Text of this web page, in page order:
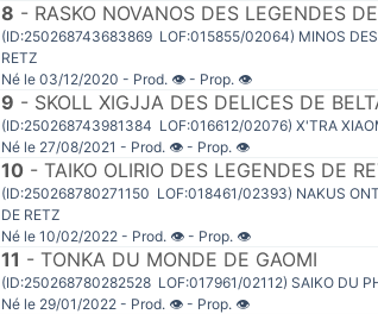
8 - RASKO NOVANOS DES LEGENDES
(ID:250268743683869 LOF:015855/02064) MINOS DES
RETZ
Né le 03/12/2020 - Prod. 👁 - Prop. 👁
9 - SKOLL XIGJJA DES DELICES DE
(ID:250268743981384 LOF:016612/02076) X'TRA
Né le 27/08/2021 - Prod. 👁 - Prop. 👁
10 - TAIKO OLIRIO DES LEGENDES DE
(ID:250268780271150 LOF:018461/02393) NAKUS
DE RETZ
Né le 10/02/2022 - Prod. 👁 - Prop. 👁
11 - TONKA DU MONDE DE GAOMI
(ID:250268780282528 LOF:017961/02112) SAIKO DU
Né le 29/01/2022 - Prod. 👁 - Prop. 👁